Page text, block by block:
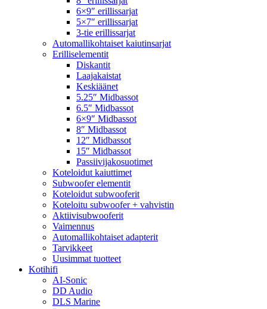
6×9″ erillissarjat
5×7″ erillissarjat
3-tie erillissarjat
Automallikohtaiset kaiutinsarjat
Erilliselementit
Diskantit
Laajakaistat
Keskiäänet
5.25″ Midbassot
6.5″ Midbassot
6×9″ Midbassot
8″ Midbassot
12″ Midbassot
15″ Midbassot
Passiivijakosuotimet
Koteloidut kaiuttimet
Subwoofer elementit
Koteloidut subwooferit
Koteloitu subwoofer + vahvistin
Aktiivisubwooferit
Vaimennus
Automallikohtaiset adapterit
Tarvikkeet
Uusimmat tuotteet
Kotihifi
AI-Sonic
DD Audio
DLS Marine